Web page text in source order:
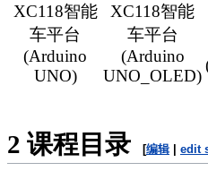
XC118智能
车平台
(Arduino
UNO)
XC118智能
车平台
(Arduino
UNO_OLED)
2 课程目录 [编辑 edit